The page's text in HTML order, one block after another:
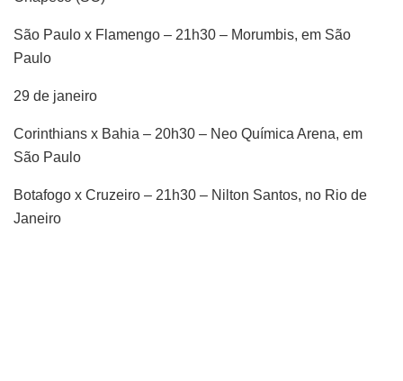
São Paulo x Flamengo – 21h30 – Morumbis, em São
Paulo
29 de janeiro
Corinthians x Bahia – 20h30 – Neo Química Arena, em
São Paulo
Botafogo x Cruzeiro – 21h30 – Nilton Santos, no Rio de
Janeiro